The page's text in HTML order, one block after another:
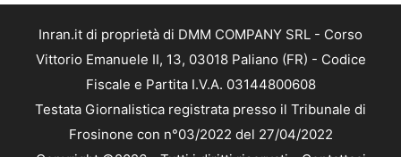
Inran.it di proprietà di DMM COMPANY SRL - Corso
Vittorio Emanuele II, 13, 03018 Paliano (FR) - Codice
Fiscale e Partita I.V.A. 03144800608
Testata Giornalistica registrata presso il Tribunale di
Frosinone con n°03/2022 del 27/04/2022